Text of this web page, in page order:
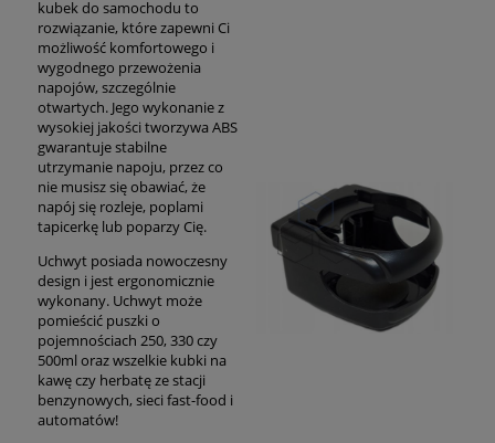
kubek do samochodu to
rozwiązanie, które zapewni Ci
możliwość komfortowego i
wygodnego przewożenia
napojów, szczególnie
otwartych. Jego wykonanie z
wysokiej jakości tworzywa ABS
gwarantuje stabilne
utrzymanie napoju, przez co
nie musisz się obawiać, że
napój się rozleje, poplami
tapicerkę lub poparzy Cię.
Uchwyt posiada nowoczesny
design i jest ergonomicznie
wykonany. Uchwyt może
pomieścić puszki o
pojemnościach 250, 330 czy
500ml oraz wszelkie kubki na
kawę czy herbatę ze stacji
benzynowych, sieci fast-food i
automatów!